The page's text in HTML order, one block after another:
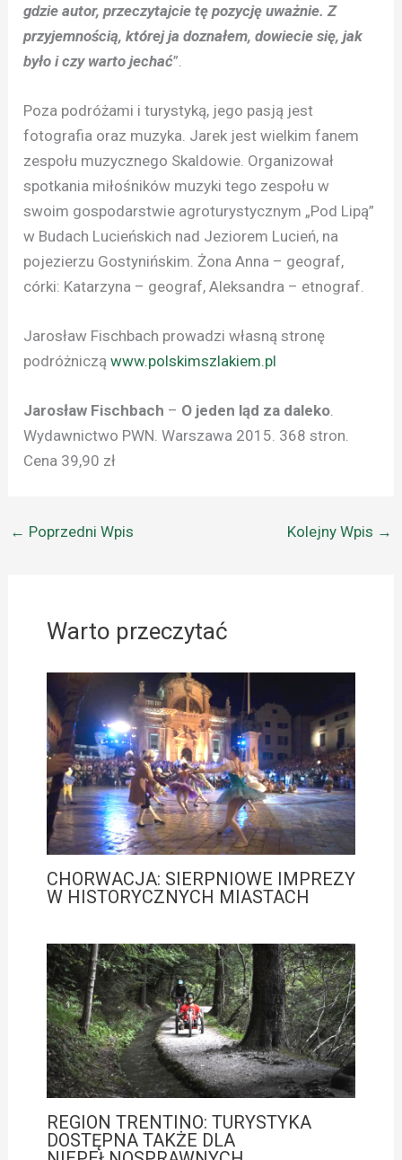
gdzie autor, przeczytajcie tę pozycję uważnie. Z
przyjemnością, której ja doznałem, dowiecie się, jak
było i czy warto jechać”.
Poza podróżami i turystyką, jego pasją jest
fotografia oraz muzyka. Jarek jest wielkim fanem
zespołu muzycznego Skaldowie. Organizował
spotkania miłośników muzyki tego zespołu w
swoim gospodarstwie agroturystycznym „Pod Lipą”
w Budach Lucieńskich nad Jeziorem Lucień, na
pojezierzu Gostynińskim. Żona Anna – geograf,
córki: Katarzyna – geograf, Aleksandra – etnograf.
Jarosław Fischbach prowadzi własną stronę
podróżnicząwww.polskimszlakiem.pl
Jarosław Fischbach – O jeden ląd za daleko.
Wydawnictwo PWN. Warszawa 2015. 368 stron.
Cena 39,90 zł
← Poprzedni Wpis Kolejny Wpis →
Warto przeczytać
CHORWACJA: SIERPNIOWE IMPREZY
W HISTORYCZNYCH MIASTACH
REGION TRENTINO: TURYSTYKA
DOSTĘPNA TAKŻE DLA